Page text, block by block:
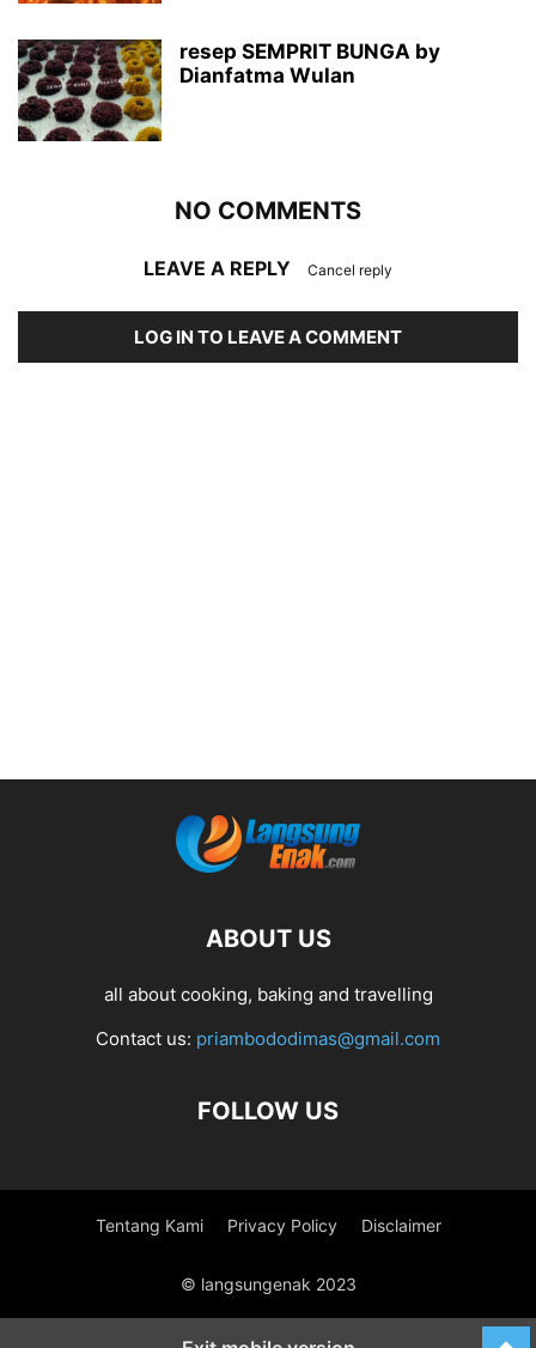
resep SEMPRIT BUNGA by
Dianfatma Wulan
NO COMMENTS
LEAVE A REPLY Cancel reply
LOG IN TO LEAVE A COMMENT
ABOUT US
all about cooking, baking and travelling
Contact us: priambododimas@gmail.com
FOLLOW US
Tentang Kami Privacy Policy Disclaimer
© langsungenak 2023